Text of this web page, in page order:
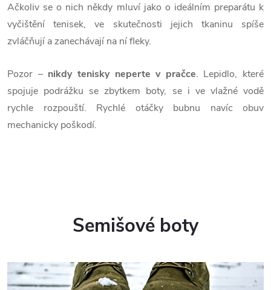
Ačkoliv se o nich někdy mluví jako o ideálním preparátu k
vyčištění tenisek, ve skutečnosti jejich tkaninu spíše
zvláčňují a zanechávají na ní fleky.
Pozor – nikdy tenisky neperte v pračce. Lepidlo, které
spojuje podrážku se zbytkem boty, se i ve vlažné vodě
rychle rozpouští. Rychlé otáčky bubnu navíc obuv
mechanicky poškodí.
Semišové boty